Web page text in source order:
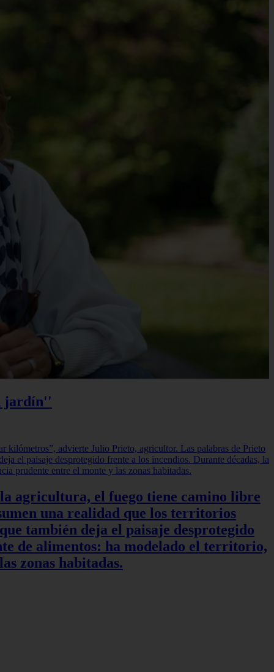
jardín''
agricultura, el fuego tiene camino libre
una realidad que los territorios
también deja el paisaje desprotegido
de alimentos: ha modelado el territorio,
zonas habitadas.